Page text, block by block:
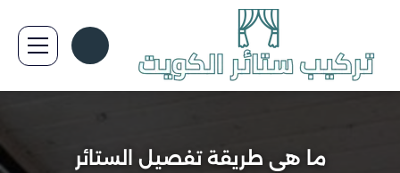
ما هي طريقة تفصيل الستائر